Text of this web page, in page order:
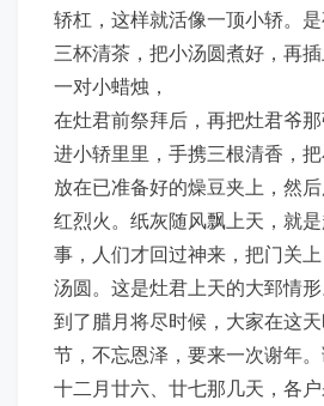
轿杠，这样就活像一顶小轿。
三杯清茶，把小汤圆煮好，再
一对小蜡烛，
在灶君前祭拜后，再把灶君爷
进小轿里里，手携三根清香，
放在已准备好的燥豆夹上，然
红烈火。纸灰随风飘上天，就
事，人们才回过神来，把门关
汤圆。这是灶君上天的大郅情形
到了腊月将尽时候，大家在这
节，不忘恩泽，要来一次谢年
十二月廿六、廿七那几天，各